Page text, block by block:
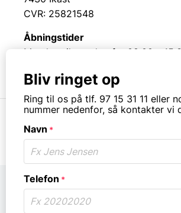
CVR: 25821548
Åbningstider
Mandag til torsdag fra 08:00 –
© Copyright. All rights reserved.
Bliv ringet op
Ring til os på tlf. 97 15 31 11 eller
nummer nedenfor, så kontakter vi
Navn *
Telefon *